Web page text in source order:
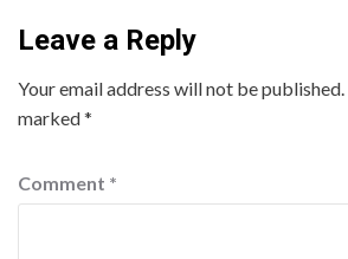
Leave a Reply
Your email address will not be published.
marked*
Comment *